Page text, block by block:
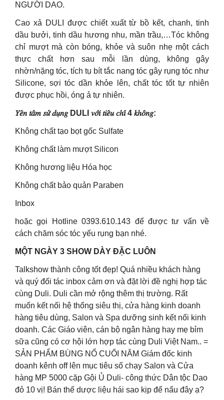
NGƯỜI DAO.
Cao xả DULI được chiết xuất từ bồ kết, chanh, tinh
dầu bưởi, tinh dầu hương nhu, mần trầu,…Tóc không
chỉ mượt mà còn bóng, khỏe và suôn nhẹ một cách
thực chất hơn sau mỗi lần dùng, không gây
nhờn/nặng tóc, tích tụ bít tắc nang tóc gây rụng tóc như
Silicone, sợi tóc dần khỏe lên, chất tóc tốt tự nhiên
được phục hồi, óng ả tự nhiên.
𝑌𝑒̂𝑛 𝑡𝑎̂𝑚 𝑠𝑢̛̉ 𝑑𝑢̣𝑛𝑔 DULI 𝑣𝑜̛́𝑖 𝑡𝑖𝑒̂𝑢 𝑐ℎ𝑖́ 4 𝑘ℎ𝑜̂𝑛𝑔:
Không chất tạo bọt gốc Sulfate
Không chất làm mượt Silicon
Không hương liệu Hóa học
Không chất bảo quản Paraben
Inbox
hoặc gọi Hotline 0393.610.143 để được tư vấn về
cách chăm sóc tóc yếu rụng bạn nhé.
MỘT NGÀY 3 SHOW DÀY ĐẶC LUÔN
Talkshow thành công tốt đẹp! Quá nhiều khách hàng
và quý đối tác inbox cảm ơn và đặt lời đề nghị hợp tác
cùng Duli. Duli cần mở rộng thêm thị trường. Rất
muốn kết nối hệ thống siêu thị, cửa hàng kinh doanh
hàng tiêu dùng, Salon và Spa dưỡng sinh kết nối kinh
doanh. Các Giáo viên, cán bộ ngân hàng hay mẹ bỉm
sữa cũng có cơ hội lớn hợp tác cùng Duli Việt Nam.. =
SẢN PHẨM BÙNG NỔ CUỐI NĂM Giám đốc kinh
doanh kênh off lên mục tiêu số chạy Salon và Cửa
hàng MP 5000 cặp Gội Ủ Duli- công thức Dân tộc Dao
đỏ 10 vị! Bán thế dược liệu hái sao kịp để nấu đây ạ?